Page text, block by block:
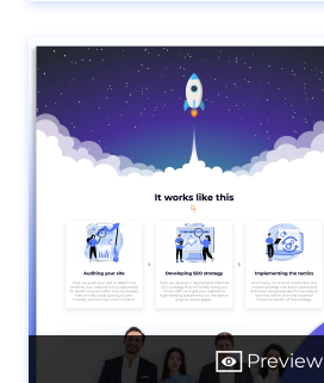
Preview